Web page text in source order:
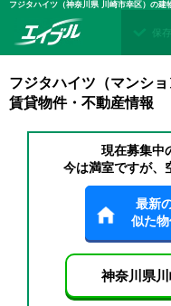
フジタハイツ（神奈川県 川崎市幸区）の
保
フジタハイツ（マンシ
賃貸物件・不動産情報
現在募集中
今は満室ですが、
最新
似た
神奈川県